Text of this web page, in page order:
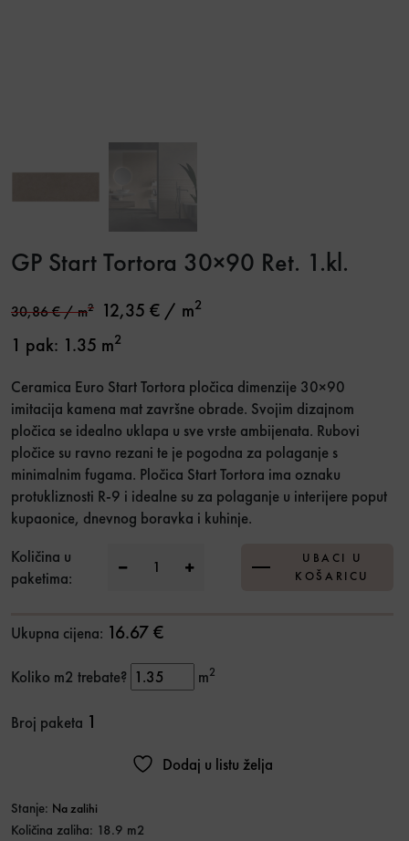
GP Start Tortora 30×90 Ret. 1.kl.
30,86€/ m2 12,35 € / m2
1 pak: 1.35 m2
Ceramica Euro Start Tortora pločica dimenzije 30×90
imitacija kamena mat završne obrade. Svojim dizajnom
pločica se idealno uklapa u sve vrste ambijenata. Rubovi
pločice su ravno rezani te je pogodna za polaganje s
minimalnim fugama. Pločica Start Tortora ima oznaku
protukliznosti R-9 i idealne su za polaganje u interijere poput
kupaonice, dnevnog boravka i kuhinje.
Količina u
paketima:
GP Start Tortora 30x90 Ret. 1.kl. količina
UBACI U
KOŠARICU
Ukupna cijena: 16.67 €
Koliko m2 trebate? m2
Broj paketa 1
Dodaj u listu želja
Stanje: Na zalihi
Količina zaliha: 18.9 m2